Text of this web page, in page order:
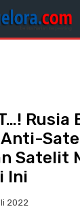
Rusia
Satelit
Ini
2022